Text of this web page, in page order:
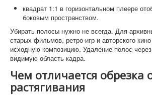
квадрат 1:1 в горизонтальном плеере
боковым пространством.
Убирать полосы нужно не всегда. Для
старых фильмов, ретро-игр и авторского
исходную композицию. Удаление полос
видимую область кадра.
Чем отличается обрезка
растягивания